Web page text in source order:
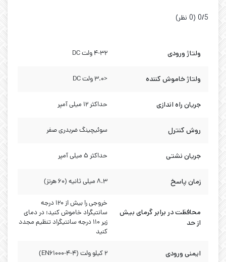
‫0/5 ‫(0 نظر)
ولتاژ ورودی 4-32 ولت DC
ولتاژ خاموش کننده <3.0 ولت DC
جریان راه اندازی حداکثر 12 میلی آمپر
روش کنترل سوئیچینگ ضربدری صفر
جریان نشتی حداکثر 5 میلی آمپر
زمان پاسخ 8.3 میلی ثانیه (60 هرتز)
محافظت در برابر گرمای بیش
از حد
خروجی را بیش از 120 درجه
سانتیگراد خاموش کنید؛ در دمای
زیر 110 درجه سانتیگراد تنظیم مجدد
کنید
ایمنی ورودی 2 کیلو ولت (EN61000-4-4)